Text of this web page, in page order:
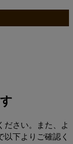
ださい。また、よ
下よりご確認く